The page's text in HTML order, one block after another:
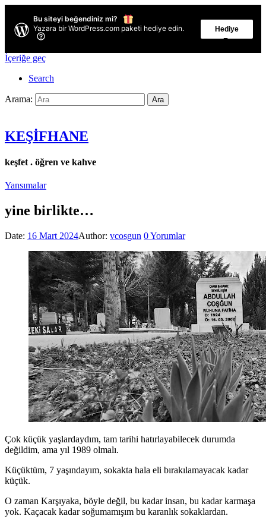
Bu siteyi beğendiniz mi?
Yazara bir WordPress.com paketi hediye edin.
Hediye
Et
İçeriğe geç
Search
Arama: Ara
KEŞİFHANE
keşfet . öğren ve kahve
Yansımalar
yine birlikte…
Date: 16 Mart 2024Author: vcosgun 0Yorumlar
Çok küçük yaşlardaydım, tam tarihi hatırlayabilecek durumda
değildim, ama yıl 1989 olmalı.
Küçüktüm, 7 yaşındayım, sokakta hala eli bırakılamayacak kadar
küçük.
O zaman Karşıyaka, böyle değil, bu kadar insan, bu kadar karmaşa
yok. Kaçacak kadar soğumamışım bu karanlık sokaklardan.